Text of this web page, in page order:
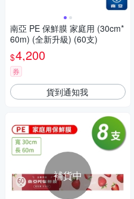
南亞 PE 保鮮膜 家庭用 (30cm*
60m) (全新升級) (60支)
$4,200
券
貨到通知我
補貨中